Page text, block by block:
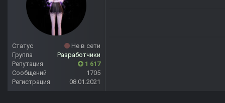
Статус
Не в сети
Группа
Разработчики
Репутация
1 617
Сообщений
1705
Регистрация
08.01.2021